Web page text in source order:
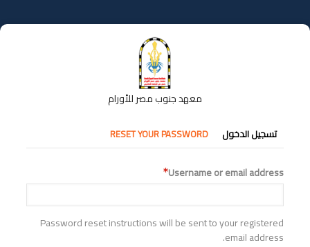
إلى
المحتوى
معهد جنوب مصر للأورام
التبويبات
الأساسية
تسجيل الدخول RESET YOUR PASSWORD
Username or email address
Password reset instructions will be sent to your registered
email address.